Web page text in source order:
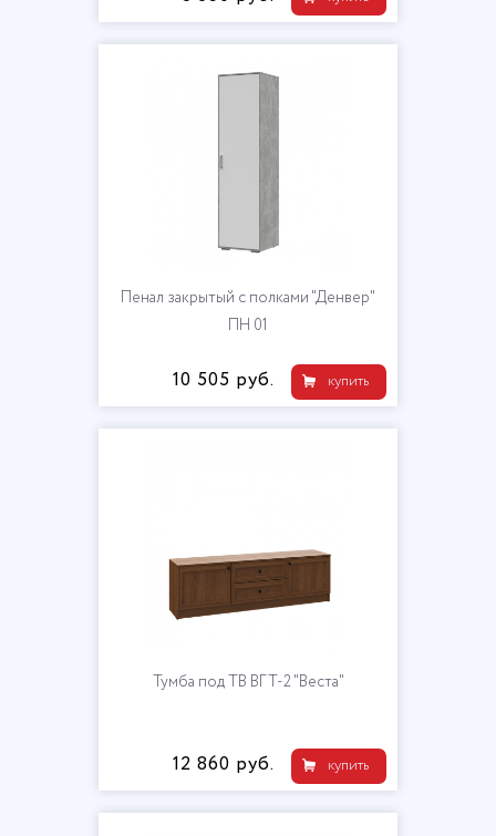
Пенал закрытый с полками "Денвер"
ПН 01
купить
10 505 руб.
Тумба под ТВ ВГТ-2 "Веста"
купить
12 860 руб.